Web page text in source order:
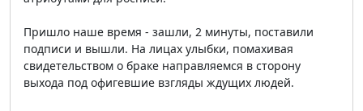
Пришло наше время - зашли, 2 минуты, поставили
подписи и вышли. На лицах улыбки, помахивая
свидетельством о браке направляемся в сторону
выхода под офигевшие взгляды ждущих людей.